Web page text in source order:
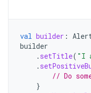
val builder :
builder
. setTitle( "I
.
// Do
}